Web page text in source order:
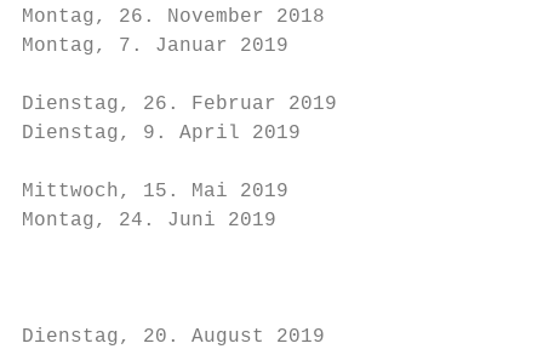
Montag, 26. November 2018
Montag, 7. Januar 2019
Dienstag, 26. Februar 2019
Dienstag, 9. April 2019
Mittwoch, 15. Mai 2019
Montag, 24. Juni 2019
Dienstag, 20. August 2019